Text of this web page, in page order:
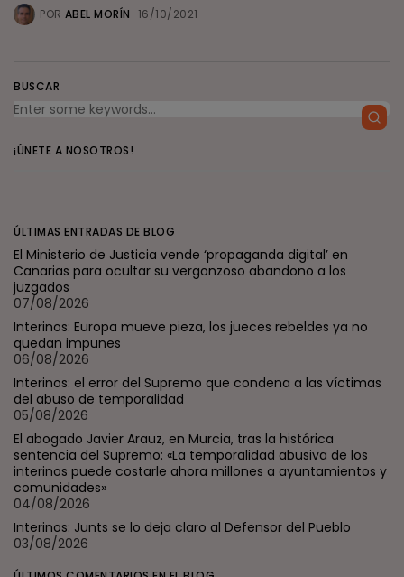
POR ABEL MORÍN 16/10/2021
BUSCAR
¡ÚNETE A NOSOTROS!
ÚLTIMAS ENTRADAS DE BLOG
El Ministerio de Justicia vende ‘propaganda digital’ en
Canarias para ocultar su vergonzoso abandono a los
juzgados
07/08/2026
Interinos: Europa mueve pieza, los jueces rebeldes ya no
quedan impunes
06/08/2026
Interinos: el error del Supremo que condena a las víctimas
del abuso de temporalidad
05/08/2026
El abogado Javier Arauz, en Murcia, tras la histórica
sentencia del Supremo: «La temporalidad abusiva de los
interinos puede costarle ahora millones a ayuntamientos y
comunidades»
04/08/2026
Interinos: Junts se lo deja claro al Defensor del Pueblo
03/08/2026